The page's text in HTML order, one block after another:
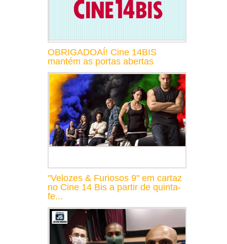
OBRIGADOAÍ! Cine 14BIS
mantém as portas abertas
"Velozes & Furiosos 9" em cartaz
no Cine 14 Bis a partir de quinta-
fe...